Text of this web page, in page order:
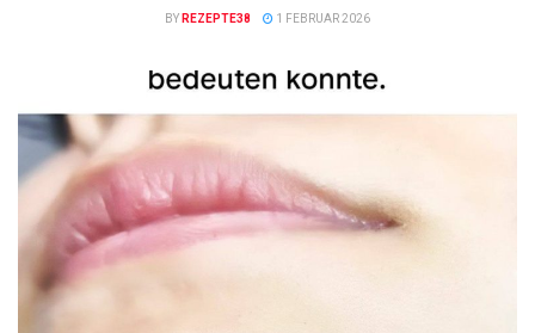
BY REZEPTE38 1 FEBRUAR 2026